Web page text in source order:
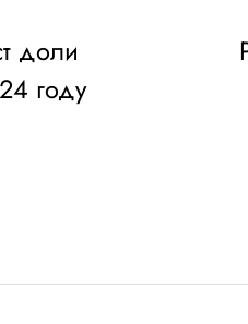
доли
году